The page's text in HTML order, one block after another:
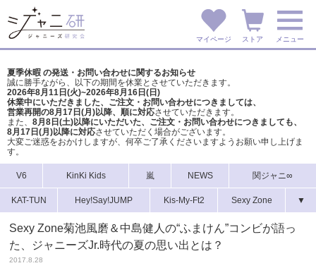
マイページ ストア メニュー
夏季休暇 の発送・お問い合わせに関するお知らせ
誠に勝手ながら、以下の期間を休業とさせていただきます。
2026年8月11日(火)~2026年8月16日(日)
休業中にいただきました、ご注文・お問い合わせにつきましては、
営業再開の8月17日(月)以降、順に対応させていただきます。
また、 8月8日(土)以降にいただいた、ご注文・ お問い合わせにつきましても、
8月17日(月)以降に対応させていただく場合がございます。
大変ご迷惑をおかけしますが、 何卒ご了承くださいますようお願い申し上げま
す。
V6 KinKi Kids 嵐 NEWS 関ジャニ∞
KAT-TUN Hey!Say!JUMP Kis-My-Ft2 Sexy Zone ▼
Sexy Zone菊池風磨＆中島健人の“ふまけん”コンビが語っ
た、ジャニーズJr.時代の夏の思い出とは？
2017.8.28